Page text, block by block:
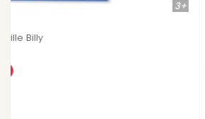
Semi remorque avec véhicules de